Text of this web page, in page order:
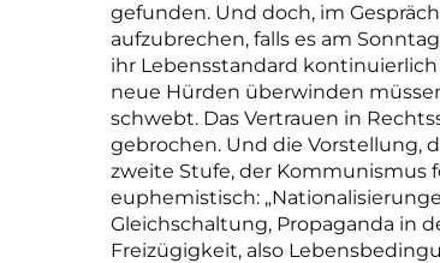
gefunden. Und doch, im
aufzubrechen, falls es am
ihr Lebensstandard
neue Hürden überwinden
schwebt. Das Vertrauen in
gebrochen. Und die Vorstellung,
zweite Stufe, der
euphemistisch:
Gleichschaltung, Propaganda in
Freizügigkeit, also